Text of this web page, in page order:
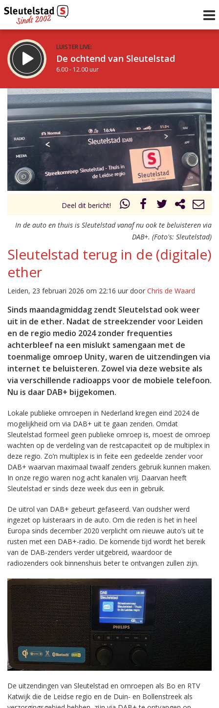
LUISTER LIVE:
De ochtend van Sleutelstad
6.00 - 12.00 uur
STRAKS:
De middag van Sleutelstad
12.00 - 18.00 uur
Vorig uur
uur 1 van 0 Volgend uur
Deel dit bericht!
In de auto en thuis is Sleutelstad vanaf nu ook te beluisteren via
DAB+. (Foto's: Sleutelstad)
Sleutelstad terug in de (digitale)
ether
Leiden, 23 februari 2026 om 22:16 uur door Chris de Waard
Sinds maandagmiddag zendt Sleutelstad ook weer
uit in de ether. Nadat de streekzender voor Leiden
en de regio medio 2024 zonder frequenties
achterbleef na een mislukt samengaan met de
toenmalige omroep Unity, waren de uitzendingen via
internet te beluisteren. Zowel via deze website als
via verschillende radioapps voor de mobiele telefoon.
Nu is daar DAB+ bijgekomen.
Lokale publieke omroepen in Nederland kregen eind 2024 de
mogelijkheid om via DAB+ uit te gaan zenden. Omdat
Sleutelstad formeel geen publieke omroep is, moest de omroep
wachten op de verdeling van de restcapaciteit op de multiplex in
deze regio. Zo’n multiplex is in feite een gedeelde zender voor
DAB+ waarvan maximaal twaalf zenders gebruik kunnen maken.
In onze regio waren nog acht kanalen vrij. Daarvan heeft
Sleutelstad er sinds deze week dus een in gebruik.
De uitrol van DAB+ gebeurt gefaseerd. Van oudsher werd
ingezet op luisteraars in de auto. Om die reden is het in heel
Europa sinds december 2020 verplicht om nieuwe auto’s uit te
rusten met een DAB+-radio. De komende tijd wordt het bereik
van de DAB-zenders verder uitgebreid, waardoor de
radiozenders ook binnenshuis beter te ontvangen zullen zijn.
De uitzendingen van Sleutelstad en omroepen als Bo en RTV
Katwijk die de Leidse regio en de Duin- en Bollenstreek als